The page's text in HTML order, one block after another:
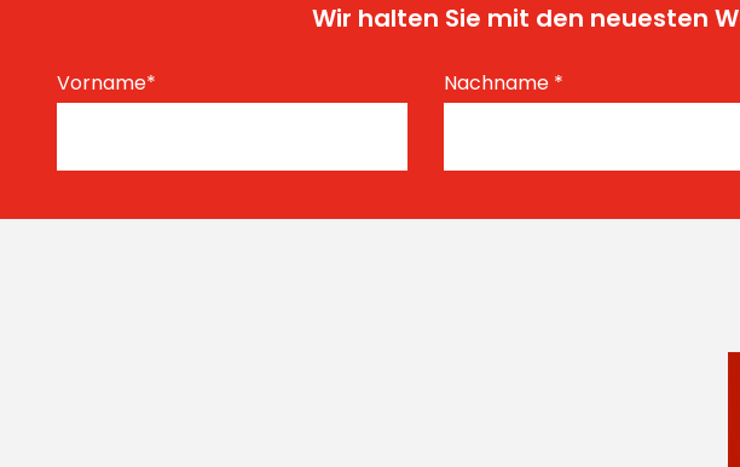
Wir halten Sie mit den neuesten
Vorname* Nachname *